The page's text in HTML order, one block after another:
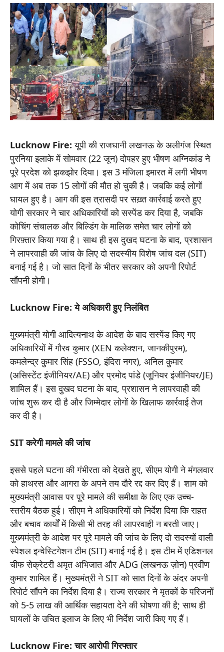
Lucknow Fire:यूपी की राजधानी लखनऊ के अलीगंज स्थित
पुरनिया इलाके में सोमवार (22 जून) दोपहर हुए भीषण अग्निकांड ने
पूरे प्रदेश को झकझोर दिया। इस 3 मंजिला इमारत में लगी भीषण
आग में अब तक 15 लोगों की मौत हो चुकी है। जबकि कई लोगों
घायल हुए है। आग की इस त्रासदी पर सख़्त कार्रवाई करते हुए
योगी सरकार ने चार अधिकारियों को सस्पेंड कर दिया है, जबकि
कोचिंग संचालक और बिल्डिंग के मालिक समेत चार लोगों को
गिरफ़्तार किया गया है। साथ ही इस दुखद घटना के बाद, प्रशासन
ने लापरवाही की जांच के लिए दो सदस्यीय विशेष जांच दल (SIT)
बनाई गई है। जो सात दिनों के भीतर सरकार को अपनी रिपोर्ट
सौंपनी होगी।
Lucknow Fire: ये अधिकारी हुए निलंबित
मुख्यमंत्री योगी आदित्यनाथ के आदेश के बाद सस्पेंड किए गए
अधिकारियों में गौरव कुमार (XEN कलेक्शन, जानकीपुरम),
कमलेन्द्र कुमार सिंह (FSSO, इंदिरा नगर), अनिल कुमार
(असिस्टेंट इंजीनियर/AE) और प्रमोद पांडे (जूनियर इंजीनियर/JE)
शामिल हैं। इस दुखद घटना के बाद, प्रशासन ने लापरवाही की
जांच शुरू कर दी है और जिम्मेदार लोगों के खिलाफ कार्रवाई तेज
कर दी है।
SIT करेगी मामले की जांच
इससे पहले घटना की गंभीरता को देखते हुए, सीएम योगी ने मंगलवार
को हाथरस और आगरा के अपने तय दौरे रद्द कर दिए हैं। शाम को
मुख्यमंत्री आवास पर पूरे मामले की समीक्षा के लिए एक उच्च-
स्तरीय बैठक हुई। सीएम ने अधिकारियों को निर्देश दिया कि राहत
और बचाव कार्यों में किसी भी तरह की लापरवाही न बरती जाए।
मुख्यमंत्री के आदेश पर पूरे मामले की जांच के लिए दो सदस्यों वाली
स्पेशल इन्वेस्टिगेशन टीम (SIT) बनाई गई है। इस टीम में एडिशनल
चीफ सेक्रेटरी अमृत अभिजात और ADG (लखनऊ ज़ोन) प्रवीण
कुमार शामिल हैं। मुख्यमंत्री ने SIT को सात दिनों के अंदर अपनी
रिपोर्ट सौंपने का निर्देश दिया है। राज्य सरकार ने मृतकों के परिजनों
को 5-5 लाख की आर्थिक सहायता देने की घोषणा की है; साथ ही
घायलों के उचित इलाज के लिए भी निर्देश जारी किए गए हैं।
Lucknow Fire: चार आरोपी गिरफ्तार